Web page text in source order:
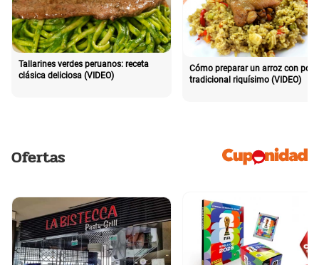
Tallarines verdes peruanos: receta
clásica deliciosa (VIDEO)
Cómo preparar un arroz con pollo
tradicional riquísimo (VIDEO)
Ofertas